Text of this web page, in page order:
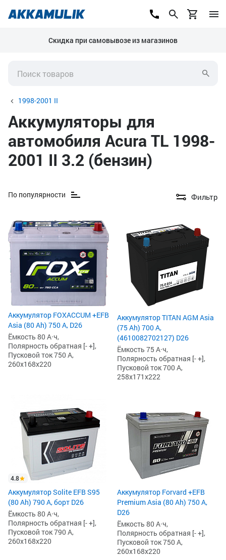
Скидка при самовывозе из магазинов
1998-2001 II
Аккумуляторы для
автомобиля Acura TL 1998-
2001 II 3.2 (бензин)
По популярности Фильтр
Аккумулятор FOXACCUM +EFB
Asia (80 Ah) 750 А, D26
Ёмкость 80 А·ч,
Полярность обратная [- +],
Пусковой ток 750 А,
260x168x220
Аккумулятор TITAN AGM Asia
(75 Ah) 700 А,
(4610082702127) D26
Ёмкость 75 А·ч,
Полярность обратная [- +],
Пусковой ток 700 А,
258x171x222
4.8
Аккумулятор Solite EFB S95
(80 Ah) 790 А, борт D26
Ёмкость 80 А·ч,
Полярность обратная [- +],
Пусковой ток 790 А,
260x168x220
Аккумулятор Forvard +EFB
Premium Asia (80 Ah) 750 А,
D26
Ёмкость 80 А·ч,
Полярность обратная [- +],
Пусковой ток 750 А,
260x168x220